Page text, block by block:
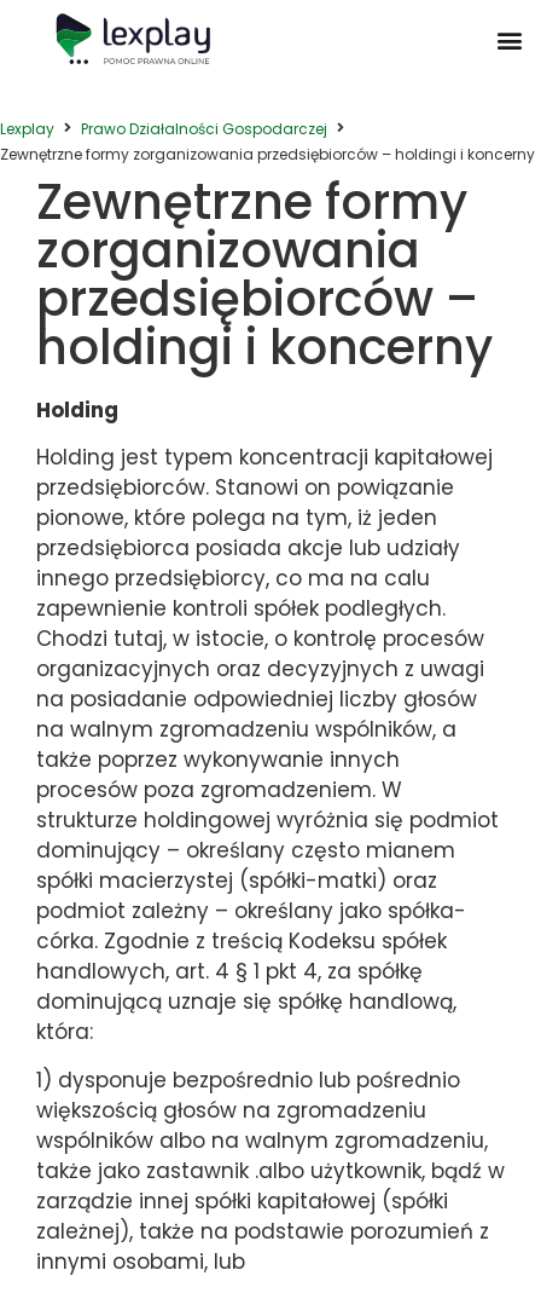
Lexplay
Prawo Działalności Gospodarczej
Zewnętrzne formy zorganizowania przedsiębiorców – holdingi i koncerny
Zewnętrzne formy
zorganizowania
przedsiębiorców –
holdingi i koncerny
Holding
Holding jest typem koncentracji kapitałowej
przedsiębiorców. Stanowi on powiązanie
pionowe, które polega na tym, iż jeden
przedsiębiorca posiada akcje lub udziały
innego przedsiębiorcy, co ma na calu
zapewnienie kontroli spółek podległych.
Chodzi tutaj, w istocie, o kontrolę procesów
organizacyjnych oraz decyzyjnych z uwagi
na posiadanie odpowiedniej liczby głosów
na walnym zgromadzeniu wspólników, a
także poprzez wykonywanie innych
procesów poza zgromadzeniem. W
strukturze holdingowej wyróżnia się podmiot
dominujący – określany często mianem
spółki macierzystej (spółki-matki) oraz
podmiot zależny – określany jako spółka-
córka. Zgodnie z treścią Kodeksu spółek
handlowych, art. 4 § 1 pkt 4, za spółkę
dominującą uznaje się spółkę handlową,
która:
1) dysponuje bezpośrednio lub pośrednio
większością głosów na zgromadzeniu
wspólników albo na walnym zgromadzeniu,
także jako zastawnik .albo użytkownik, bądź w
zarządzie innej spółki kapitałowej (spółki
zależnej), także na podstawie porozumień z
innymi osobami, lub